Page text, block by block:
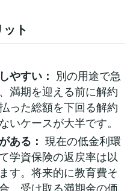
ト
やすい：
別の用途で急
満期を迎える前に解約
った総額を下回る解約
いケースが大半です。
ある： 現在の低金利環
学資保険の返戻率は以
す。将来的に教育費そ